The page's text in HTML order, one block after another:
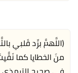
(اللَّهمَّ برِّد قَلبي
منَ الخطايا كما